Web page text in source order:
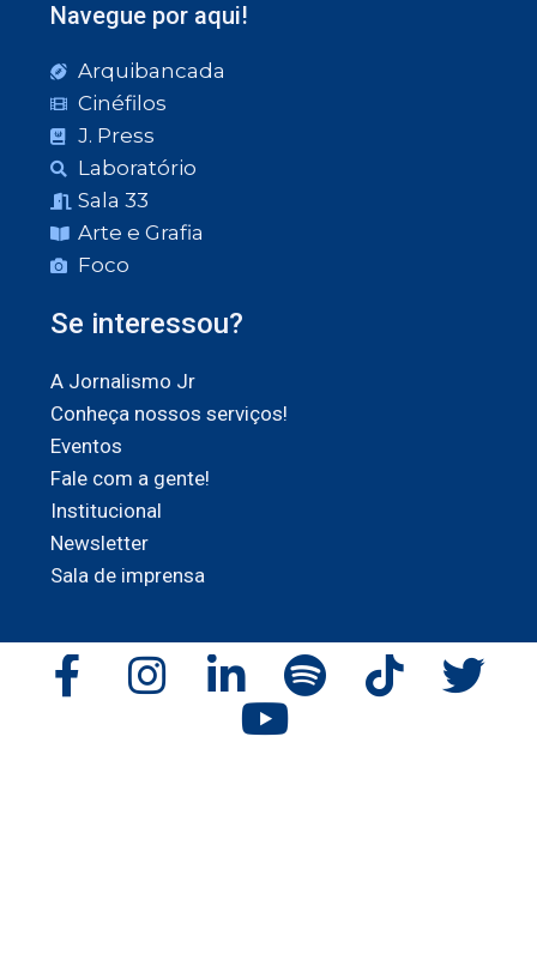
Navegue por aqui!
Arquibancada
Cinéfilos
J. Press
Laboratório
Sala 33
Arte e Grafia
Foco
Se interessou?
A Jornalismo Jr
Conheça nossos serviços!
Eventos
Fale com a gente!
Institucional
Newsletter
Sala de imprensa